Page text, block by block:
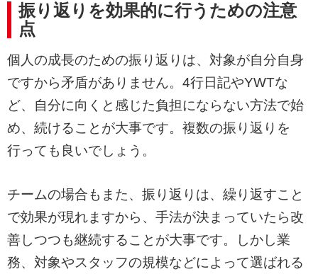
振り返りを効果的に行うための注意
点
個人の成長のための振り返りは、対象が自分自身
ですから矛盾がありません。4行日記やYWTな
ど、自分に向くと感じた負担にならない方法で始
め、続けることが大事です。複数の振り返りを
行っても良いでしょう。
チームの場合もまた、振り返りは、繰り返すこと
で効果が現れますから、手法が決まっていたら改
善しつつも継続することが大事です。しかし業
務、対象やスタッフの規模などによって選ばれる